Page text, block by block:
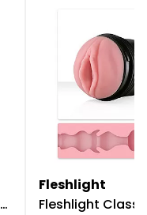
Fleshlight
Fleshlight Classic Pink Lady Mini-Lotus - Tekovagina, aito